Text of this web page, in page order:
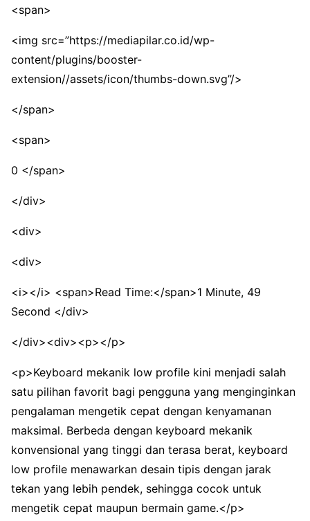
<span>
<img src=”https://mediapilar.co.id/wp-
content/plugins/booster-
extension//assets/icon/thumbs-down.svg”/>
</span>
<span>
0 </span>
</div>
<div>
<div>
<i></i> <span>Read Time:</span>1 Minute, 49
Second </div>
</div><div><p></p>
<p>Keyboard mekanik low profile kini menjadi salah
satu pilihan favorit bagi pengguna yang menginginkan
pengalaman mengetik cepat dengan kenyamanan
maksimal. Berbeda dengan keyboard mekanik
konvensional yang tinggi dan terasa berat, keyboard
low profile menawarkan desain tipis dengan jarak
tekan yang lebih pendek, sehingga cocok untuk
mengetik cepat maupun bermain game.</p>